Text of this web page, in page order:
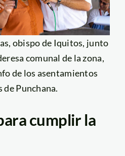
obispo de Iquitos, junto
comunal de la zona,
de los asentamientos
de Punchana.
cumplir la